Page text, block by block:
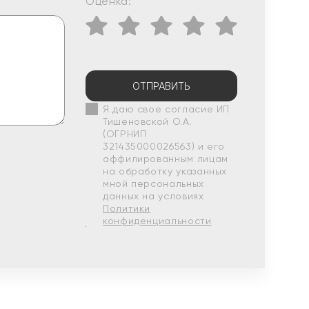
ОТПРАВИТЬ
Я даю свое согласие ИП
Тишеновской О.А.
(ОГРНИП
321435000026563) и его
аффилированным лицам
на обработку указанных
мной персональных
данных на условиях
Политики
конфиденциальности